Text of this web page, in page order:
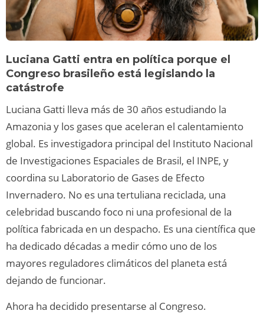
Luciana Gatti entra en política porque el
Congreso brasileño está legislando la
catástrofe
Luciana Gatti lleva más de 30 años estudiando la
Amazonia y los gases que aceleran el calentamiento
global. Es investigadora principal del Instituto Nacional
de Investigaciones Espaciales de Brasil, el INPE, y
coordina su Laboratorio de Gases de Efecto
Invernadero. No es una tertuliana reciclada, una
celebridad buscando foco ni una profesional de la
política fabricada en un despacho. Es una científica que
ha dedicado décadas a medir cómo uno de los
mayores reguladores climáticos del planeta está
dejando de funcionar.
Ahora ha decidido presentarse al Congreso.